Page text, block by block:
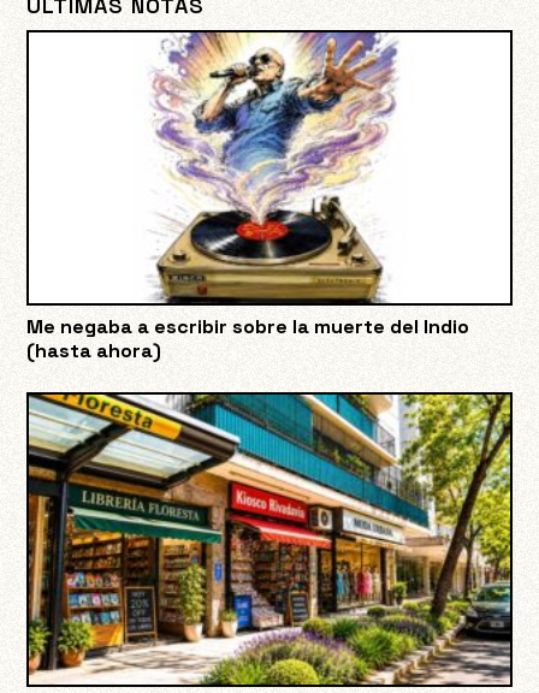
ÚLTIMAS NOTAS
Me negaba a escribir sobre la muerte del Indio
(hasta ahora)